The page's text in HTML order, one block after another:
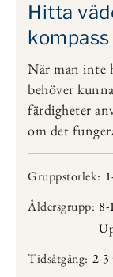
Hitta
kompass
När man inte
behöver
färdigheter
om det
Gruppstorlek:
Åldersgrupp: 8-
Tidsåtgång: 2-3